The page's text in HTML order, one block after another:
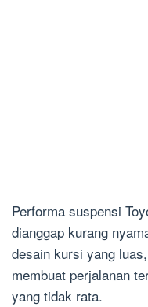
Performa suspensi
dianggap kurang
desain kursi yang
membuat perjalanan
yang tidak rata.